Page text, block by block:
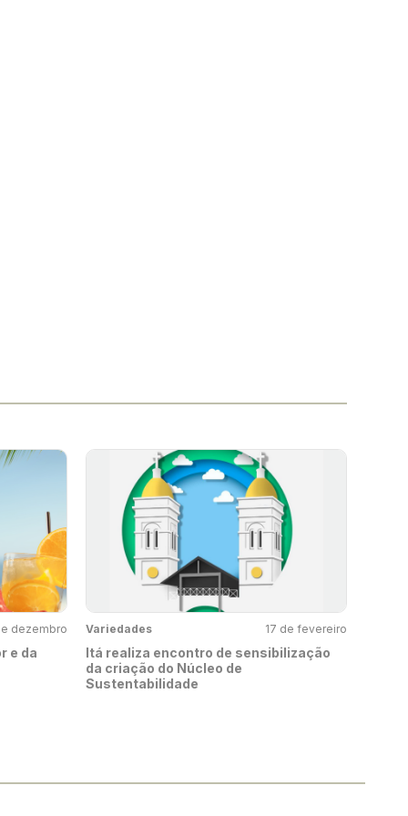
dezembro
e da
Variedades 17 de fevereiro
Itá realiza encontro de sensibilização
da criação do Núcleo de
Sustentabilidade